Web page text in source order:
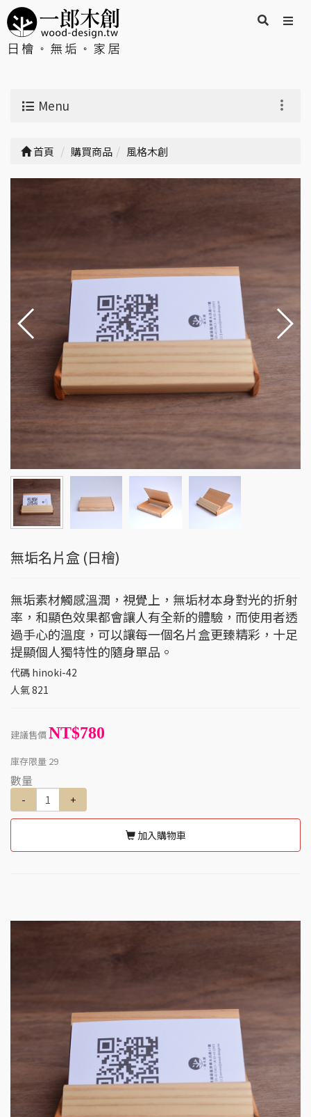
Menu
首頁 購買商品 風格木創
無垢名片盒 (日檜)
無垢素材觸感溫潤，視覺上，無垢材本身對光的折射
率，和顯色效果都會讓人有全新的體驗，而使用者透
過手心的溫度，可以讓每一個名片盒更臻精彩，十足
提顯個人獨特性的隨身單品。
代碼 hinoki-42
人氣821
建議售價NT$780
庫存限量 29
數量
- +
加入購物車